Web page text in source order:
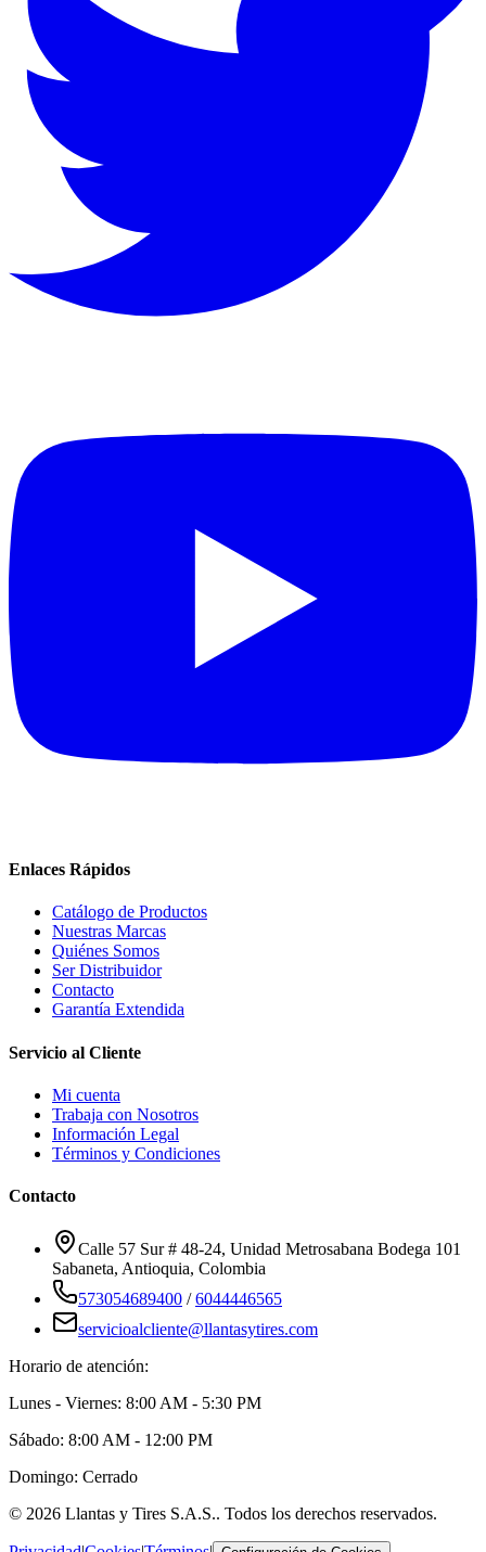
Enlaces Rápidos
Catálogo de Productos
Nuestras Marcas
Quiénes Somos
Ser Distribuidor
Contacto
Garantía Extendida
Servicio al Cliente
Mi cuenta
Trabaja con Nosotros
Información Legal
Términos y Condiciones
Contacto
Calle 57 Sur # 48-24, Unidad Metrosabana Bodega 101
Sabaneta, Antioquia, Colombia
573054689400 /6044446565
servicioalcliente@llantasytires.com
Horario de atención:
Lunes - Viernes: 8:00 AM - 5:30 PM
Sábado: 8:00 AM - 12:00 PM
Domingo: Cerrado
© 2026 Llantas y Tires S.A.S.. Todos los derechos reservados.